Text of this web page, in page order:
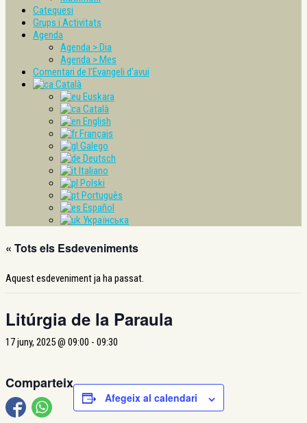
Catequesi
Grups i Activitats
Agenda
Agenda > Dia
Agenda > Mes
Comentari de l’Evangeli d’avui
Català
Euskara
Català
English
Français
Galego
Deutsch
Italiano
Polski
Português
Español
Українська
« Tots els Esdeveniments
Aquest esdeveniment ja ha passat.
Litúrgia de la Paraula
17 juny, 2025 @ 09:00 - 09:30
Comparteix
Afegeix al calendari